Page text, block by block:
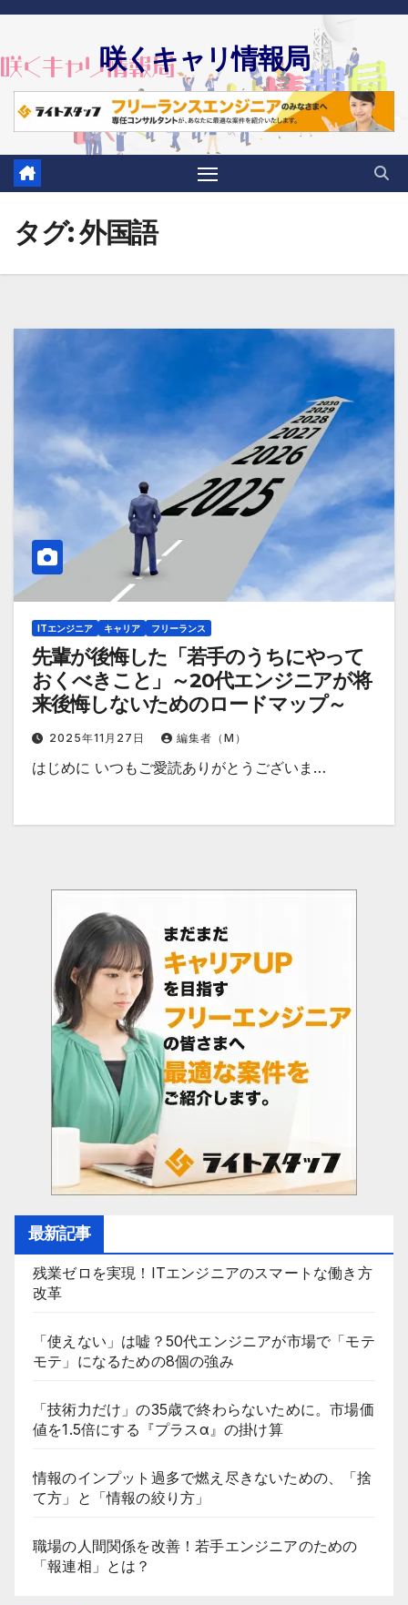
Skip
content
咲くキャリ情報局
タグ:外国語
ITエンジニア キャリア フリーランス
先輩が後悔した「若手のうちにやって
おくべきこと」～20代エンジニアが将
来後悔しないためのロードマップ～
2025年11月27日 編集者（M）
はじめに いつもご愛読ありがとうございま…
最新記事
残業ゼロを実現！ITエンジニアのスマートな働き方
改革
「使えない」は嘘？50代エンジニアが市場で「モテ
モテ」になるための8個の強み
「技術力だけ」の35歳で終わらないために。市場価
値を1.5倍にする『プラスα』の掛け算
情報のインプット過多で燃え尽きないための、「捨
て方」と「情報の絞り方」
職場の人間関係を改善！若手エンジニアのための
「報連相」とは？